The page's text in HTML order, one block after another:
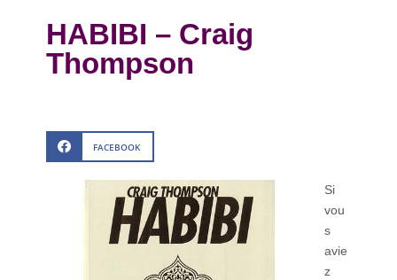
HABIBI – Craig
Thompson
FACEBOOK
Si
vou
s
avie
z